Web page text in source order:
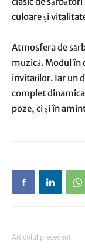
culoare și
Atmosfera de
muzică. Modul în
invitaților. Iar un
complet
poze, ci și în
Articolul precedent